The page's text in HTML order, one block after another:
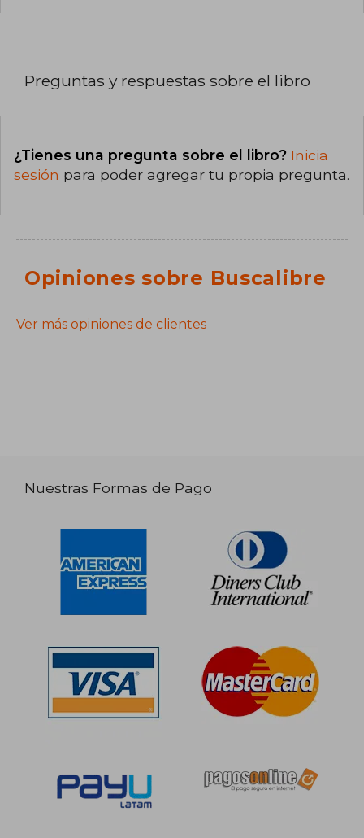
Preguntas y respuestas sobre el libro
¿Tienes una pregunta sobre el libro? Inicia
sesión para poder agregar tu propia pregunta.
Opiniones sobre Buscalibre
Ver más opiniones de clientes
Nuestras Formas de Pago